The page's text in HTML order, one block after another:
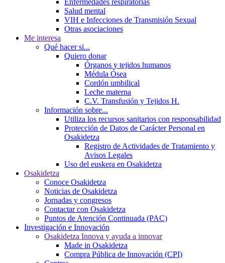
Enfermedades respiratorias
Salud mental
VIH e Infecciones de Transmisión Sexual
Otras asociaciones
Me interesa
Qué hacer si...
Quiero donar
Órganos y tejidos humanos
Médula Ósea
Cordón umbilical
Leche materna
C.V. Transfusión y Tejidos H.
Información sobre...
Utiliza los recursos sanitarios con responsabilidad
Protección de Datos de Carácter Personal en
Osakidetza
Registro de Actividades de Tratamiento y
Avisos Legales
Uso del euskera en Osakidetza
Osakidetza
Conoce Osakidetza
Noticias de Osakidetza
Jornadas y congresos
Contactar con Osakidetza
Puntos de Atención Continuada (PAC)
Investigación e Innovación
Osakidetza Innova y ayuda a innovar
Made in Osakidetza
Compra Pública de Innovación (CPI)